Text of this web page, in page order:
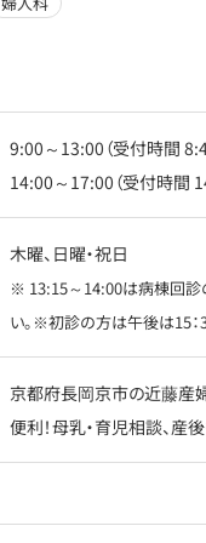
9:00～13:00（受付時間
14:00～17:00（受付時間
木曜、日曜・祝日
※ 13:15～14:00は病棟回診
い。※初診の方は午後は15：
京都府長岡京市の近藤産婦
便利！母乳・育児相談、産